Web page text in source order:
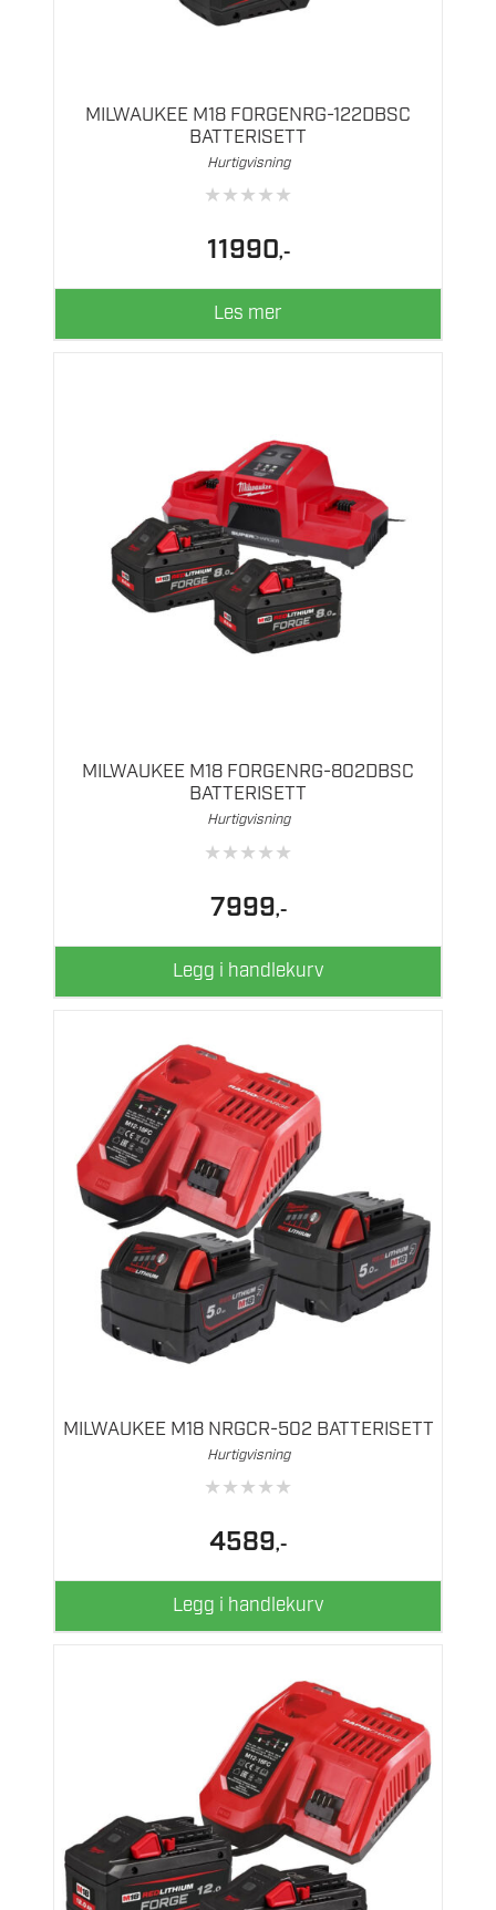
MILWAUKEE M18 FORGENRG-122DBSC
BATTERISETT
Hurtigvisning
★★★★★
11990,-
Les mer
MILWAUKEE M18 FORGENRG-802DBSC
BATTERISETT
Hurtigvisning
★★★★★
7999,-
Legg i handlekurv
MILWAUKEE M18 NRGCR-502 BATTERISETT
Hurtigvisning
★★★★★
4589,-
Legg i handlekurv